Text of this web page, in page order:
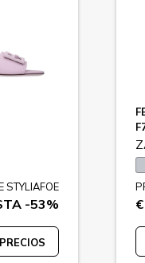
STYLIAFOE
-53%